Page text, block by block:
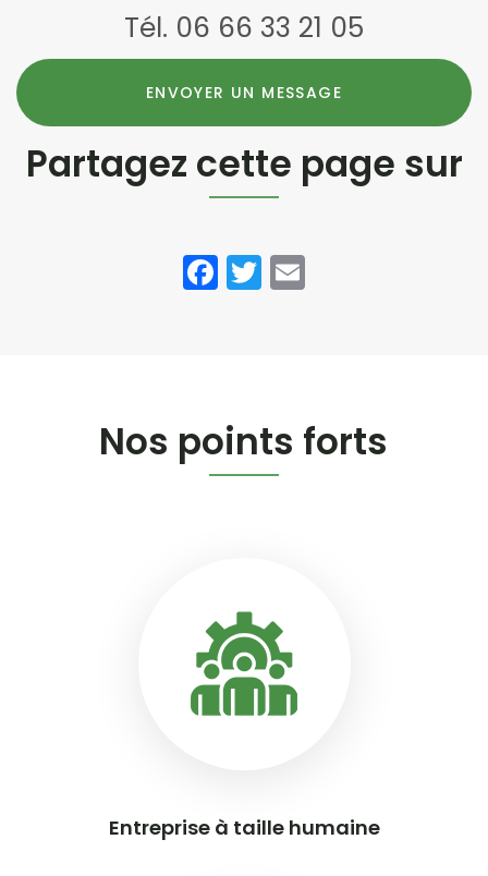
Tél. 06 66 33 21 05
ENVOYER UN MESSAGE
Partagez cette page sur
Facebook
Twitter
Nos points forts
Entreprise à taille humaine